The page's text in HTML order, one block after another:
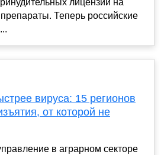
лицензий на
Теперь российские
вируса: 15 регионов
от которой не
в аграрном секторе